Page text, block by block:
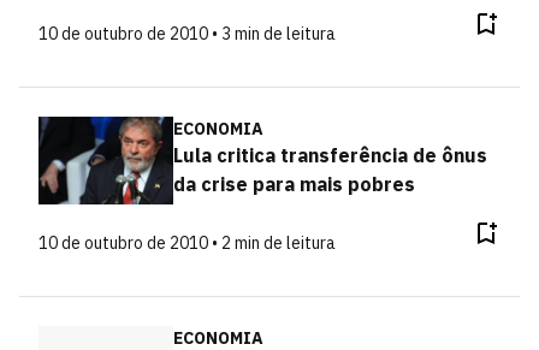
10 de outubro de 2010 • 3 min de leitura
ECONOMIA
Lula critica transferência de ônus
da crise para mais pobres
10 de outubro de 2010 • 2 min de leitura
ECONOMIA